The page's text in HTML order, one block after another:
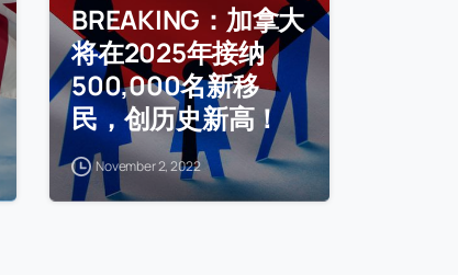
BREAKING：加拿大
将在2025年接纳
500,000名新移
民，创历史新高！
November 2, 2022